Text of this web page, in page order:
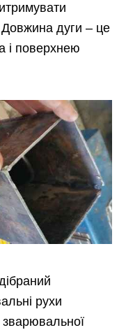
Довжина дуги – це
і поверхнею
рухи